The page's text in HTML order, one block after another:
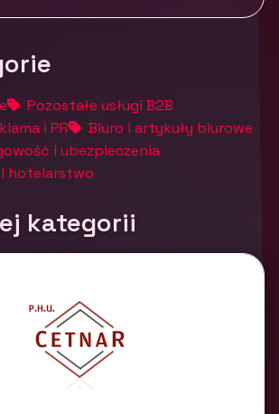
Pozostałe usługi B2B
i PR
Biuro i artykuły biurowe
i ubezpieczenia
hotelarstwo
kategorii